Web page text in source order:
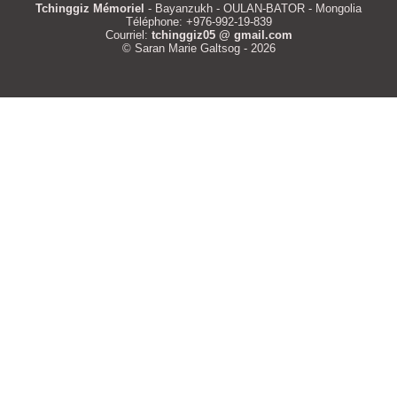
Tchinggiz Mémoriel - Bayanzukh - OULAN-BATOR - Mongolia
Téléphone: +976-992-19-839
Courriel: tchinggiz05 @ gmail.com
© Saran Marie Galtsog - 2026